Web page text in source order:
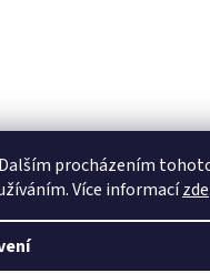
procházením
Více informacízde